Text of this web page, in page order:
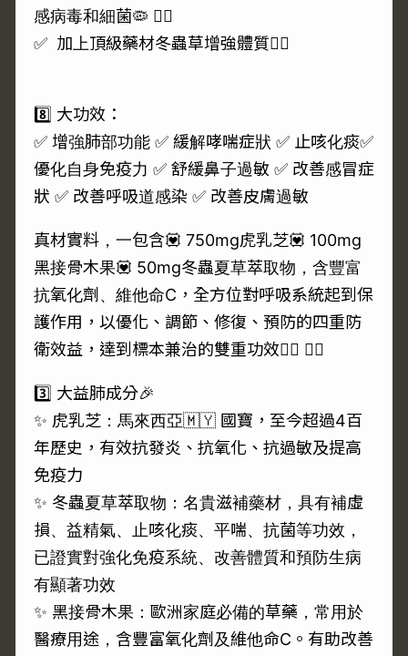
感病毒和細菌🦠 👍🏻
✅ 加上頂級藥材冬蟲草增強體質👍🏻
8️⃣ 大功效：
✅ 增強肺部功能 ✅ 緩解哮喘症狀 ✅ 止咳化痰✅
優化自身免疫力 ✅ 舒緩鼻子過敏 ✅ 改善感冒症
狀 ✅ 改善呼吸道感染 ✅ 改善皮膚過敏
真材實料，一包含💟 750mg虎乳芝💟 100mg
黑接骨木果💟 50mg冬蟲夏草萃取物，含豐富
抗氧化劑、維他命C，全方位對呼吸系統起到保
護作用，以優化、調節、修復、預防的四重防
衛效益，達到標本兼治的雙重功效👍🏻 👍🏻
3️⃣ 大益肺成分🎉
✨ 虎乳芝：馬來西亞🇲🇾 國寶，至今超過4百
年歷史，有效抗發炎、抗氧化、抗過敏及提高
免疫力
✨ 冬蟲夏草萃取物：名貴滋補藥材，具有補虛
損、益精氣、止咳化痰、平喘、抗菌等功效，
已證實對強化免疫系統、改善體質和預防生病
有顯著功效
✨ 黑接骨木果：歐洲家庭必備的草藥，常用於
醫療用途，含豐富氧化劑及維他命C。有助改善